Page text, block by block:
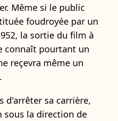
Même si le public
foudroyée par un
la sortie du film à
connaît pourtant un
reçevra même un
d'arrêter sa carrière,
sous la direction de